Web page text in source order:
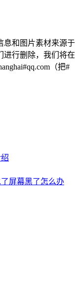
息和图片素材来源于
进行删除，我们将在
（把#
屏幕黑了怎么办